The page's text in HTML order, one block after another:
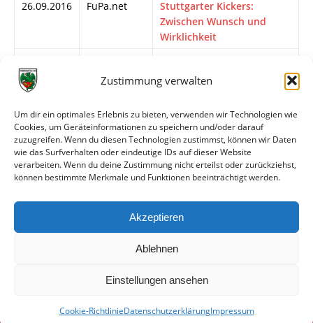
Zustimmung verwalten
Um dir ein optimales Erlebnis zu bieten, verwenden wir Technologien wie
Cookies, um Geräteinformationen zu speichern und/oder darauf
zuzugreifen. Wenn du diesen Technologien zustimmst, können wir Daten
wie das Surfverhalten oder eindeutige IDs auf dieser Website
verarbeiten. Wenn du deine Zustimmung nicht erteilst oder zurückziehst,
können bestimmte Merkmale und Funktionen beeinträchtigt werden.
Akzeptieren
Ablehnen
Einstellungen ansehen
Cookie-RichtlinieDatenschutzerklärungImpressum
26.09.2016
FuPa.net
Stuttgarter Kickers:
Zwischen Wunsch und
Wirklichkeit
kickers.de
Wormatia
nach Plan
24.09.2016
wormatia.de
Einen Punkt aus Stuttgart
entführt
23.09.2016
FuPa.net
Torschütze ohne
wormatia.de
Wormatia zu Gast bei den
© VfR Wormatia Worms